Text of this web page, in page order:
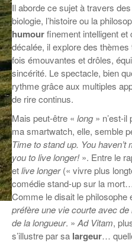
LA SOUTERRAINE
MUSIQUE DES ANTIPODES
NOS ANCIENS
SONORIK
THEME FORCE
ZIRCONIUM
ANCIENNES ÉMISSIONS
Il aborde ce sujet à travers
biologie, l’histoire ou la
humourfinement intelligent et
décalée, il explore des
fois émouvantes et drôles,
sincérité. Le spectacle, bien
rythme grâce aux multiples
de rire continus.
Mais peut-être « long » n’est-
ma smartwatch, elle, semble
Time to stand up. You
you to live longer!». Entre le
etlive longer(« vivre plus
comédie stand-up sur la
Comme le disait le philosophe
préfère une vie courte avec
de la longueur. » Ad Vitam,
s’illustre par sa largeur…